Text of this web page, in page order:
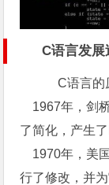
C语言发展
C语言的
1967年，剑
了简化，产生
1970年，美
行了修改，并